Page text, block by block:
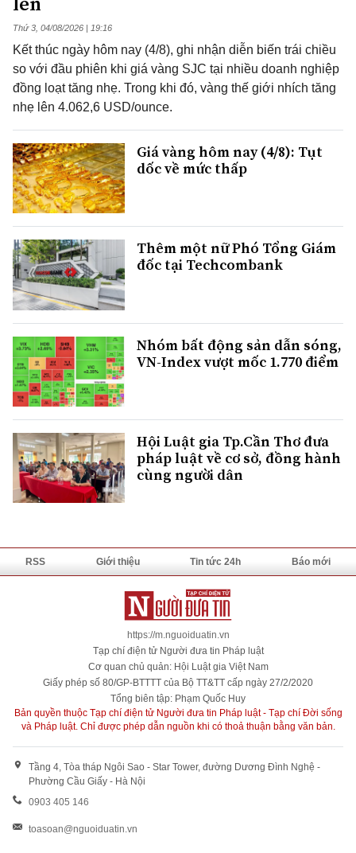
Thứ 3, 04/08/2026 | 19:16
Kết thúc ngày hôm nay (4/8), ghi nhận diễn biến trái chiều
so với đầu phiên khi giá vàng SJC tại nhiều doanh nghiệp
đồng loạt tăng nhẹ. Trong khi đó, vàng thế giới nhích tăng
nhẹ lên 4.062,6 USD/ounce.
Giá vàng hôm nay (4/8): Tụt
dốc về mức thấp
Thêm một nữ Phó Tổng Giám
đốc tại Techcombank
Nhóm bất động sản dẫn sóng,
VN-Index vượt mốc 1.770 điểm
Hội Luật gia Tp.Cần Thơ đưa
pháp luật về cơ sở, đồng hành
cùng người dân
RSS Giới thiệu Tin tức 24h Báo mới
https://m.nguoiduatin.vn
Tạp chí điện tử Người đưa tin Pháp luật
Cơ quan chủ quản: Hội Luật gia Việt Nam
Giấy phép số 80/GP-BTTTT của Bộ TT&TT cấp ngày 27/2/2020
Tổng biên tập: Phạm Quốc Huy
Bản quyền thuộc Tạp chí điện tử Người đưa tin Pháp luật - Tạp chí Đời sống
và Pháp luật. Chỉ được phép dẫn nguồn khi có thoả thuận bằng văn bản.
Tầng 4, Tòa tháp Ngôi Sao - Star Tower, đường Dương Đình Nghệ -
Phường Cầu Giấy - Hà Nội
0903 405 146
toasoan@nguoiduatin.vn